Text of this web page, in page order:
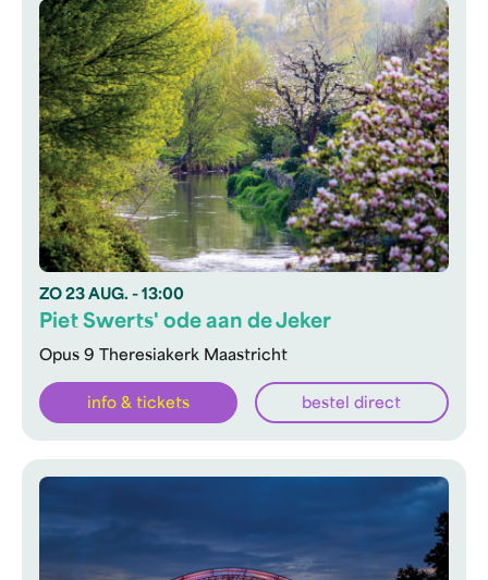
ZO 23 AUG. - 13:00
Opus 9 Theresiakerk Maastricht
Piet Swerts' ode aan de Jeker
info & tickets bestel direct